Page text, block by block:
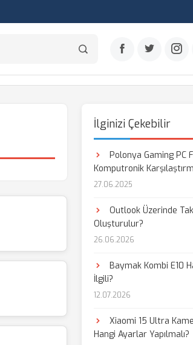
İlginizi Çekebilir
Polonya Gaming PC
Komputronik
27.06.2025
Outlook Üzerinde
Oluşturulur?
26.06.2026
Baymak Kombi E10
İlgili?
12.07.2026
Xiaomi 15 Ultra
Hangi Ayarlar Yapılmalı?